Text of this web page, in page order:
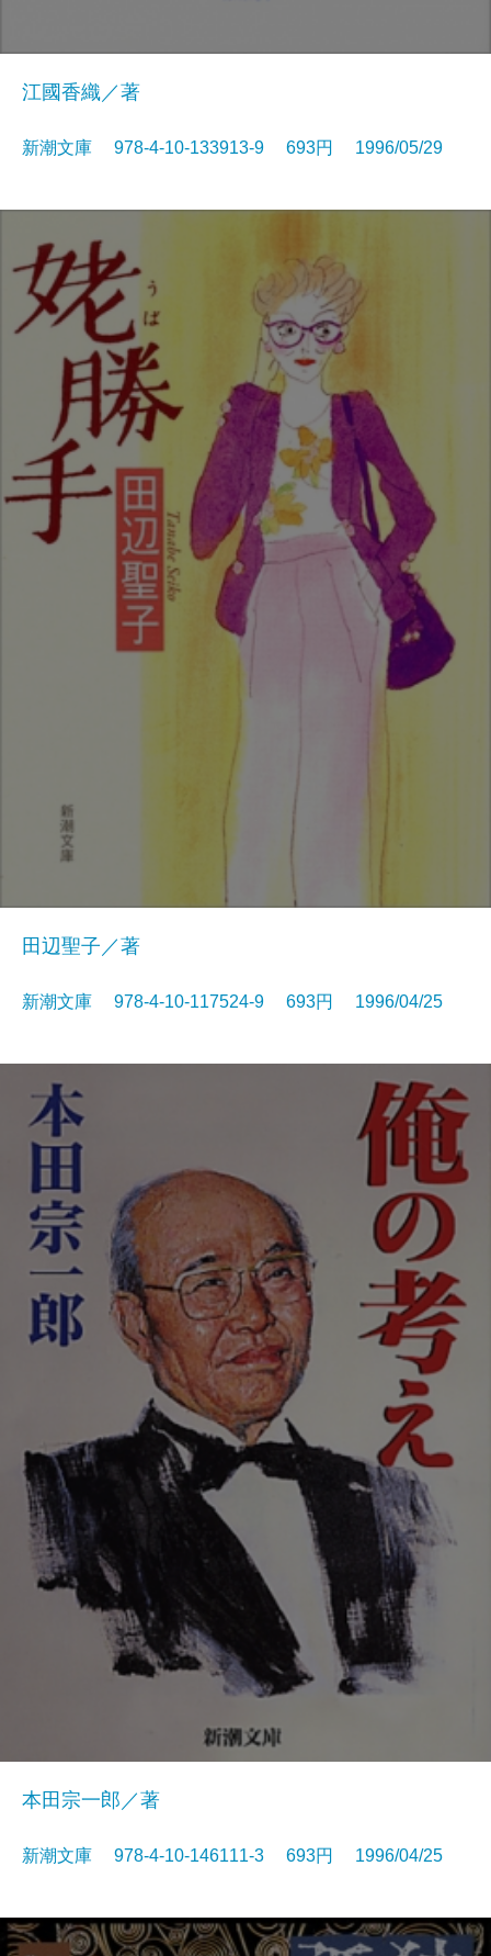
江國香織／著
新潮文庫 978-4-10-133913-9 693円 1996/05/29
田辺聖子／著
新潮文庫 978-4-10-117524-9 693円 1996/04/25
本田宗一郎／著
新潮文庫 978-4-10-146111-3 693円 1996/04/25